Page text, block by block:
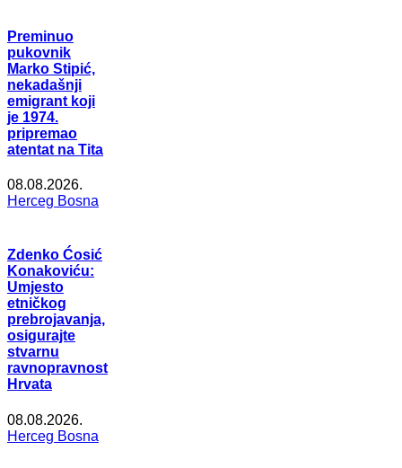
Preminuo
pukovnik
Marko Stipić,
nekadašnji
emigrant koji
je 1974.
pripremao
atentat na Tita
08.08.2026.
Herceg Bosna
Zdenko Ćosić
Konakoviću:
Umjesto
etničkog
prebrojavanja,
osigurajte
stvarnu
ravnopravnost
Hrvata
08.08.2026.
Herceg Bosna